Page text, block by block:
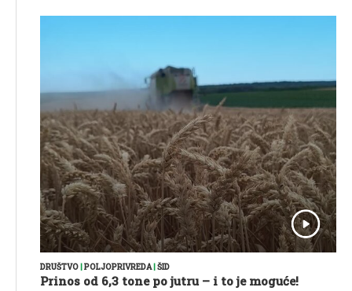
DRUŠTVO|POLJOPRIVREDA|ŠID
Prinos od 6,3 tone po jutru – i to je moguće!